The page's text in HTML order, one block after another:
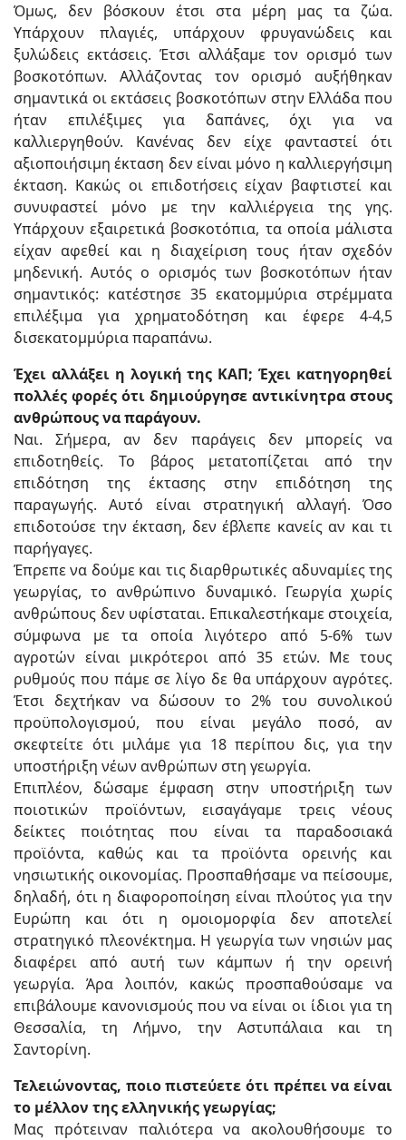
Όμως, δεν βόσκουν έτσι στα μέρη μας τα ζώα.
Υπάρχουν πλαγιές, υπάρχουν φρυγανώδεις και
ξυλώδεις εκτάσεις. Έτσι αλλάξαμε τον ορισμό των
βοσκοτόπων. Αλλάζοντας τον ορισμό αυξήθηκαν
σημαντικά οι εκτάσεις βοσκοτόπων στην Ελλάδα που
ήταν επιλέξιμες για δαπάνες, όχι για να
καλλιεργηθούν. Κανένας δεν είχε φανταστεί ότι
αξιοποιήσιμη έκταση δεν είναι μόνο η καλλιεργήσιμη
έκταση. Κακώς οι επιδοτήσεις είχαν βαφτιστεί και
συνυφαστεί μόνο με την καλλιέργεια της γης.
Υπάρχουν εξαιρετικά βοσκοτόπια, τα οποία μάλιστα
είχαν αφεθεί και η διαχείριση τους ήταν σχεδόν
μηδενική. Αυτός ο ορισμός των βοσκοτόπων ήταν
σημαντικός: κατέστησε 35 εκατομμύρια στρέμματα
επιλέξιμα για χρηματοδότηση και έφερε 4-4,5
δισεκατομμύρια παραπάνω.
Έχει αλλάξει η λογική της ΚΑΠ; Έχει κατηγορηθεί
πολλές φορές ότι δημιούργησε αντικίνητρα στους
ανθρώπους να παράγουν.
Ναι. Σήμερα, αν δεν παράγεις δεν μπορείς να
επιδοτηθείς. Το βάρος μετατοπίζεται από την
επιδότηση της έκτασης στην επιδότηση της
παραγωγής. Αυτό είναι στρατηγική αλλαγή. Όσο
επιδοτούσε την έκταση, δεν έβλεπε κανείς αν και τι
παρήγαγες.
Έπρεπε να δούμε και τις διαρθρωτικές αδυναμίες της
γεωργίας, το ανθρώπινο δυναμικό. Γεωργία χωρίς
ανθρώπους δεν υφίσταται. Επικαλεστήκαμε στοιχεία,
σύμφωνα με τα οποία λιγότερο από 5-6% των
αγροτών είναι μικρότεροι από 35 ετών. Με τους
ρυθμούς που πάμε σε λίγο δε θα υπάρχουν αγρότες.
Έτσι δεχτήκαν να δώσουν το 2% του συνολικού
προϋπολογισμού, που είναι μεγάλο ποσό, αν
σκεφτείτε ότι μιλάμε για 18 περίπου δις, για την
υποστήριξη νέων ανθρώπων στη γεωργία.
Επιπλέον, δώσαμε έμφαση στην υποστήριξη των
ποιοτικών προϊόντων, εισαγάγαμε τρεις νέους
δείκτες ποιότητας που είναι τα παραδοσιακά
προϊόντα, καθώς και τα προϊόντα ορεινής και
νησιωτικής οικονομίας. Προσπαθήσαμε να πείσουμε,
δηλαδή, ότι η διαφοροποίηση είναι πλούτος για την
Ευρώπη και ότι η ομοιομορφία δεν αποτελεί
στρατηγικό πλεονέκτημα. Η γεωργία των νησιών μας
διαφέρει από αυτή των κάμπων ή την ορεινή
γεωργία. Άρα λοιπόν, κακώς προσπαθούσαμε να
επιβάλουμε κανονισμούς που να είναι οι ίδιοι για τη
Θεσσαλία, τη Λήμνο, την Αστυπάλαια και τη
Σαντορίνη.
Τελειώνοντας, ποιο πιστεύετε ότι πρέπει να είναι
το μέλλον της ελληνικής γεωργίας;
Μας πρότειναν παλιότερα να ακολουθήσουμε το